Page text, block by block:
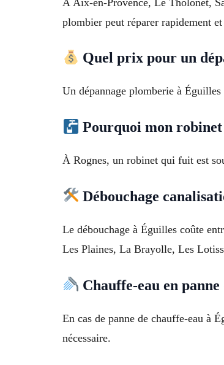
plombier peut réparer rapidement
Quel prix pour un
Un dépannage plomberie à
Pourquoi mon
À Rognes, un robinet qui fuit est
Débouchage
Le débouchage à Éguilles coûte
Les Plaines, La Brayolle, Les
Chauffe-eau en
En cas de panne de chauffe-eau à
nécessaire.